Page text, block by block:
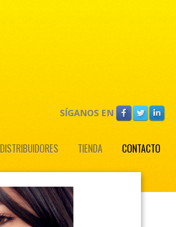
SÍGANOS EN
DISTRIBUIDORES TIENDA CONTACTO